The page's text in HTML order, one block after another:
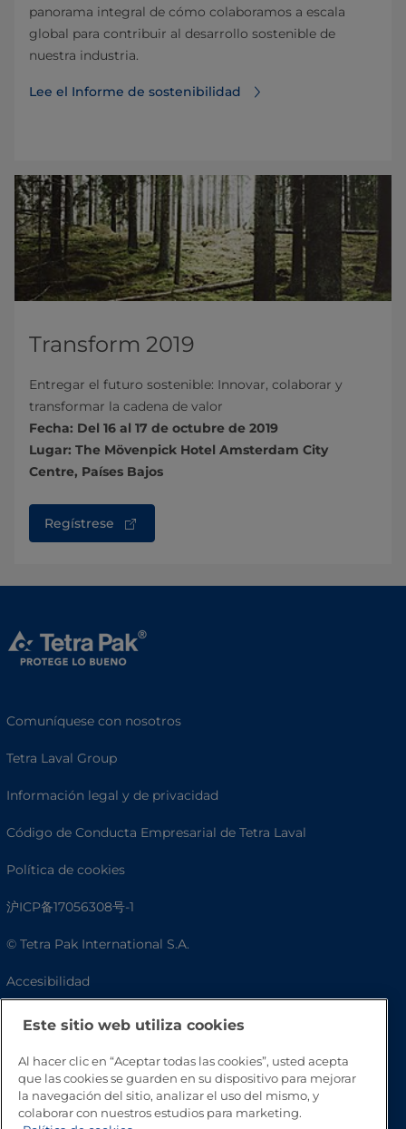
panorama integral de cómo colaboramos a escala
global para contribuir al desarrollo sostenible de
nuestra industria.
Lee el Informe de sostenibilidad
Transform 2019
Entregar el futuro sostenible: Innovar, colaborar y
transformar la cadena de valor
Fecha: Del 16 al 17 de octubre de 2019
Lugar: The Mövenpick Hotel Amsterdam City
Centre, Países Bajos
Regístrese
Comuníquese con nosotros
Tetra Laval Group
Información legal y de privacidad
Código de Conducta Empresarial de Tetra Laval
Política de cookies
沪ICP备17056308号-1
© Tetra Pak International S.A.
Accesibilidad
Preguntas frecuentes
Este sitio web utiliza cookies
Al hacer clic en “Aceptar todas las cookies”, usted acepta
que las cookies se guarden en su dispositivo para mejorar
la navegación del sitio, analizar el uso del mismo, y
colaborar con nuestros estudios para marketing.